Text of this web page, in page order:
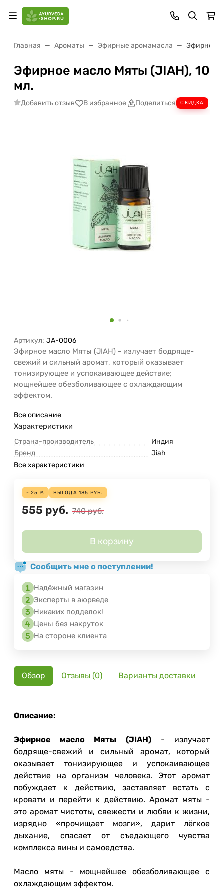
Главная Ароматы Эфирные аромамасла Эфирное
Эфирное масло Мяты (JIAH), 10
мл.
Добавить отзыв В избранное Поделиться СКИДКА
Артикул: JA-0006
Эфирное масло Мяты (JIAH) - излучает бодряще-
свежий и сильный аромат, который оказывает
тонизирующее и успокаивающее действие;
мощнейшее обезболивающее с охлаждающим
эффектом.
Все описание
Характеристики
Страна-производитель
Индия
Бренд
Jiah
Все характеристики
- 25 % ВЫГОДА 185 РУБ.
555 руб. 740 руб.
В корзину
Сообщить мне о поступлении!
Надёжный магазин
Эксперты в аюрведе
Никаких подделок!
Цены без накруток
На стороне клиента
Обзор Отзывы (0) Варианты доставки
Описание:
Эфирное масло Мяты (JIAH)- излучает
бодряще-свежий и сильный аромат, который
оказывает тонизирующее и успокаивающее
действие на организм человека. Этот аромат
побуждает к действию, заставляет встать с
кровати и перейти к действию. Аромат мяты -
это аромат чистоты, свежести и любви к жизни,
изрядно «прочищает мозги», дарит лёгкое
дыхание, спасает от съедающего чувства
комплекса вины и самоедства.
Масло мяты - мощнейшее обезболивающее с
охлаждающим эффектом.